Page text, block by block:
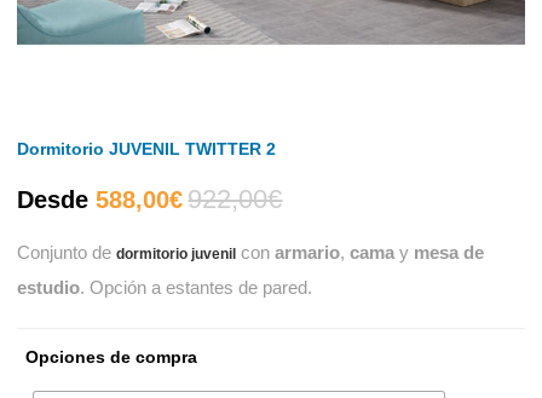
Dormitorio JUVENIL TWITTER 2
Desde 588,00€El
precio
922,00€El
precio
Conjunto dedormitorio juvenil conarmario,cama y mesa de
estudio. Opción a estantes de pared.
Opciones de compra